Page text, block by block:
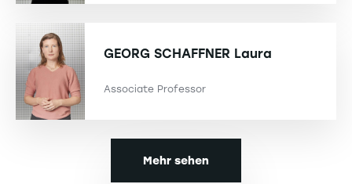
GEORG SCHAFFNER Laura
Associate Professor
Mehr sehen